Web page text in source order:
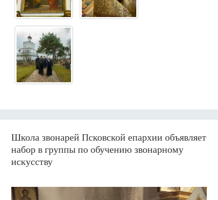
Школа звонарей Псковской епархии объявляет
набор в группы по обучению звонарному
искусству